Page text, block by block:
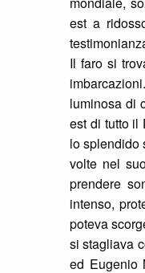
est a
Il faro si
luminosa di
est di tutto il
lo splendido
volte nel
prendere
intenso,
poteva
si stagliava
ed Eugenio